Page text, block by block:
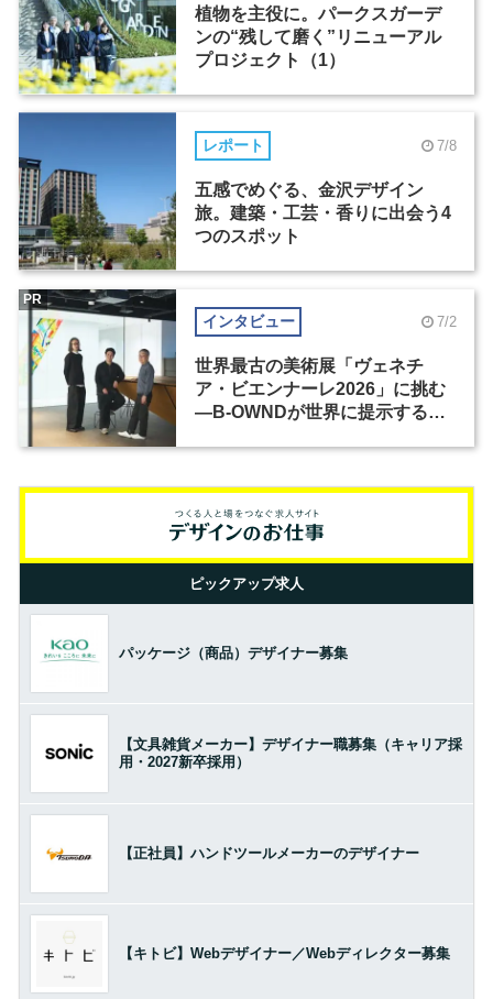
植物を主役に。パークスガーデ
ンの“残して磨く”リニューアル
プロジェクト（1）
レポート 7/8
五感でめぐる、金沢デザイン
旅。建築・工芸・香りに出会う4
つのスポット
インタビュー 7/2
世界最古の美術展「ヴェネチ
ア・ビエンナーレ2026」に挑む
―B-OWNDが世界に提示する美
PR
ピックアップ求人
パッケージ（商品）デザイナー募集
【文具雑貨メーカー】デザイナー職募集（キャリア採
用・2027新卒採用）
【正社員】ハンドツールメーカーのデザイナー
【キトビ】Webデザイナー／Webディレクター募集